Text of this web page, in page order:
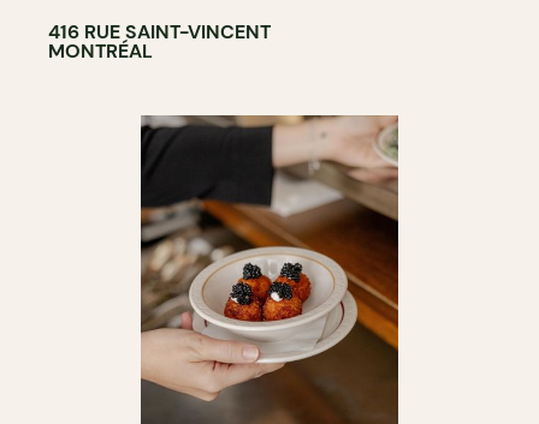
416 RUE SAINT-VINCENT
MONTRÉAL